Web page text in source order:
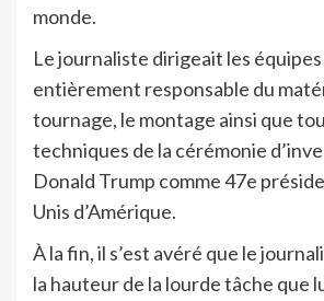
monde.
Le journaliste dirigeait les
entièrement responsable du
tournage, le montage ainsi que
techniques de la cérémonie
Donald Trump comme 47e
Unis d’Amérique.
À la fin, il s’est avéré que le
la hauteur de la lourde tâche que